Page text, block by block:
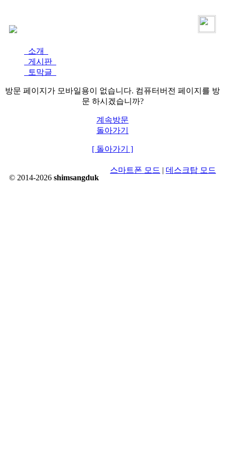
소개
게시판
토막글
방문 페이지가 모바일용이 없습니다. 컴퓨터버전 페이지를 방
문 하시겠습니까?
계속방문
돌아가기
[ 돌아가기 ]
© 2014-2026 shimsangduk
스마트폰 모드 | 데스크탑 모드